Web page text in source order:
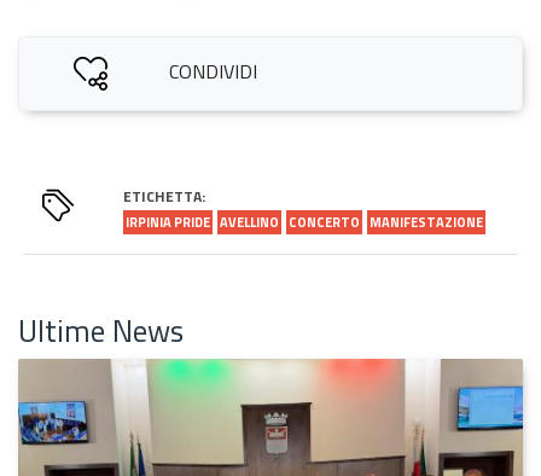
CONDIVIDI
ETICHETTA:
IRPINIA PRIDE AVELLINO CONCERTO MANIFESTAZIONE
Ultime News